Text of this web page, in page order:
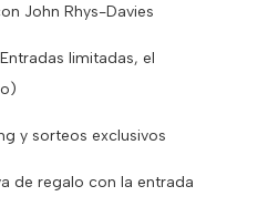
John Rhys-Davies
limitadas, el
y sorteos exclusivos
de regalo con la entrada